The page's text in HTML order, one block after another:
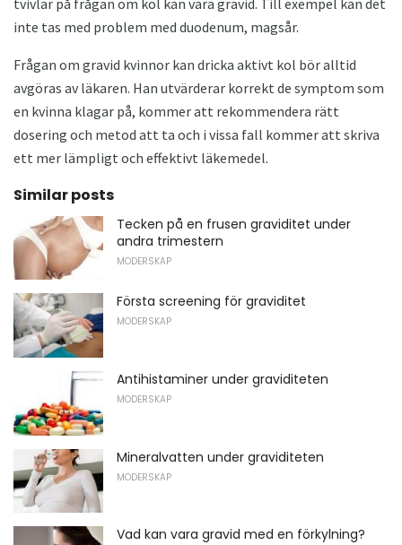
inte tas med problem med duodenum, magsår.
Frågan om gravid kvinnor kan dricka aktivt kol bör alltid
avgöras av läkaren. Han utvärderar korrekt de symptom som
en kvinna klagar på, kommer att rekommendera rätt
dosering och metod att ta och i vissa fall kommer att skriva
ett mer lämpligt och effektivt läkemedel.
Similar posts
Tecken på en frusen graviditet under
andra trimestern
MODERSKAP
Första screening för graviditet
MODERSKAP
Antihistaminer under graviditeten
MODERSKAP
Mineralvatten under graviditeten
MODERSKAP
Vad kan vara gravid med en förkylning?